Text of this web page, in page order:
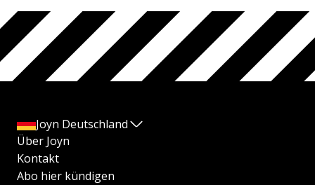
Joyn Deutschland
Über Joyn
Kontakt
Abo hier kündigen